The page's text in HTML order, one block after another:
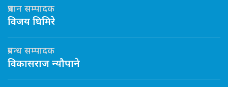
प्रधान सम्पादक
विजय घिमिरे
प्रबन्ध सम्पादक
विकासराज न्यौपाने